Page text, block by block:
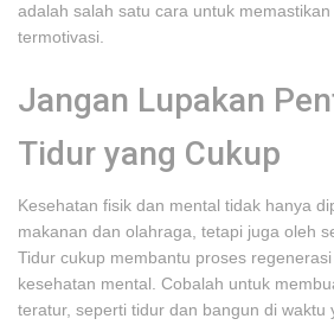
adalah salah satu cara untuk
termotivasi.
Jangan Lupakan
Tidur yang Cukup
Kesehatan fisik dan mental tidak hanya
makanan dan olahraga, tetapi juga oleh
Tidur cukup membantu proses
kesehatan mental. Cobalah untuk
teratur, seperti tidur dan bangun di waktu